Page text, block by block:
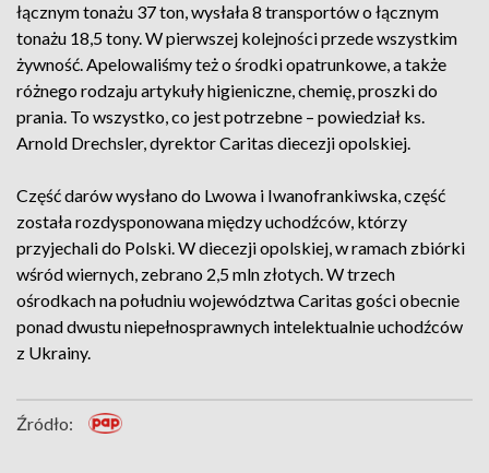
łącznym tonażu 37 ton, wysłała 8 transportów o łącznym
tonażu 18,5 tony. W pierwszej kolejności przede wszystkim
żywność. Apelowaliśmy też o środki opatrunkowe, a także
różnego rodzaju artykuły higieniczne, chemię, proszki do
prania. To wszystko, co jest potrzebne – powiedział ks.
Arnold Drechsler, dyrektor Caritas diecezji opolskiej.
Część darów wysłano do Lwowa i Iwanofrankiwska, część
została rozdysponowana między uchodźców, którzy
przyjechali do Polski. W diecezji opolskiej, w ramach zbiórki
wśród wiernych, zebrano 2,5 mln złotych. W trzech
ośrodkach na południu województwa Caritas gości obecnie
ponad dwustu niepełnosprawnych intelektualnie uchodźców
z Ukrainy.
Źródło: